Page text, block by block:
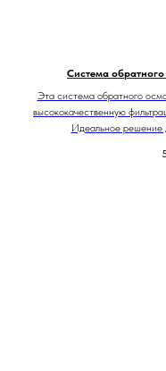
Система
Эта система обратного
высококачественную
Идеальное решение